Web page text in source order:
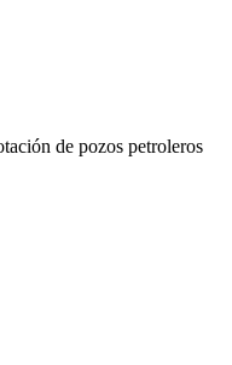
de pozos petroleros